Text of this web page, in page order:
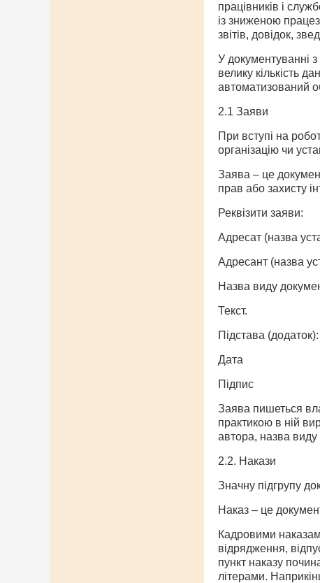
працівників і
із зниженою
звітів, довідок,
У документуванні
велику кількість
автоматизований
2.1 Заяви
При вступі на
організацію чи
Заява – це
прав або захисту
Реквізити заяви:
Адресат (назва
Адресант (назва
Назва виду
Текст.
Підстава
Дата
Підпис
Заява пишеться
практикою в ній
автора, назва виду
2.2. Накази
Значну підгрупу
Наказ – це
Кадровими
відрядження,
пункт наказу
літерами.